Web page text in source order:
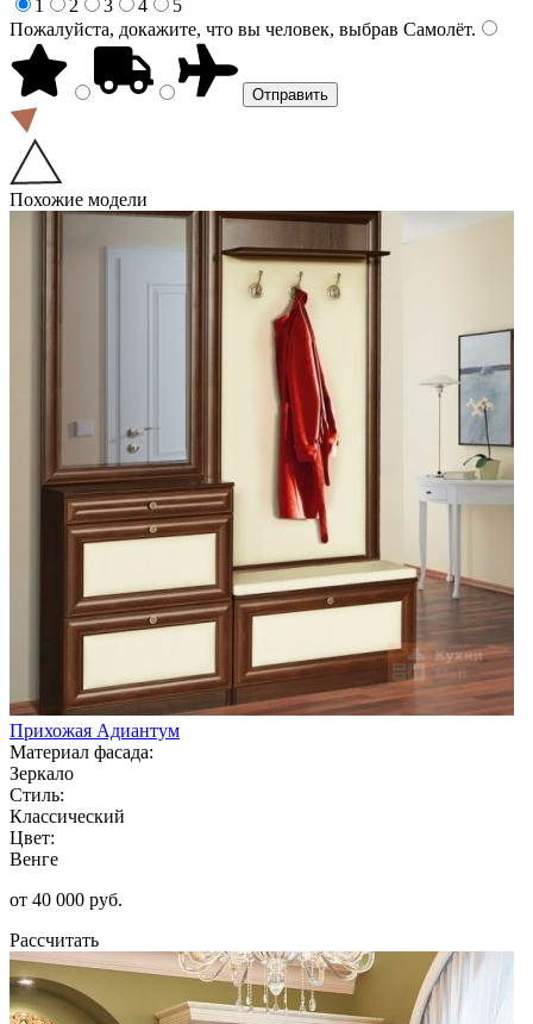
1
2 3 4
5
Пожалуйста, докажите, что вы человек, выбрав Самолёт.
Похожие модели
Прихожая Адиантум
Материал фасада:
Зеркало
Стиль:
Классический
Цвет:
Венге
от 40 000 руб.
Рассчитать